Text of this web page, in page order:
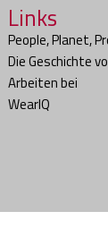
Links
People, Planet,
Die Geschichte
Arbeiten bei
WearIQ